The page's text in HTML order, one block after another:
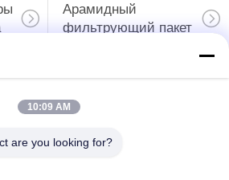
Арамидный
фильтрующий пакет
мешок с
фильтром
10:09 AM
are you looking for?